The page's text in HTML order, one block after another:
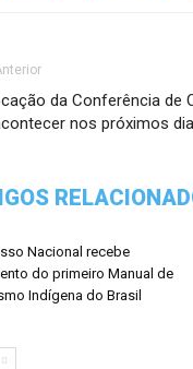
da Conferência de
nos próximos
Nacional recebe
do primeiro Manual de
Indígena do Brasil